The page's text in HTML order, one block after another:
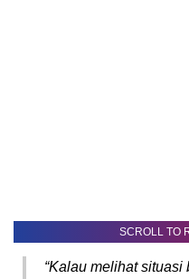
SCROLL TO
“Kalau melihat